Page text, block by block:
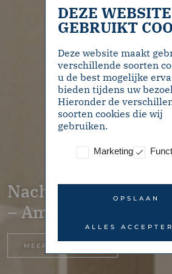
Nachtwachtlaan
– Amsterdam
MEER INFORMATIE
DEZE WEBSITE
GEBRUIKT
Deze website maakt
verschillende soorten
u de best mogelijke
bieden tijdens uw
Hieronder de
soorten cookies die wij
gebruiken.
Marketing
OPSLAAN
ALLES